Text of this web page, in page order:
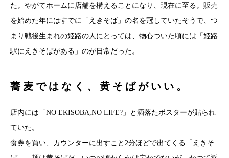
た。やがてホームに店舗を構えることになり、現在に至る。販売
を始めた年にはすでに「えきそば」の名を冠していたそうで、つ
まり戦後生まれの姫路の人にとっては、物心ついた頃には「姫路
駅にえきそばがある」のが日常だった。
蕎麦ではなく、黄そばがいい。
店内には「NO EKISOBA,NO LIFE?」と洒落たポスターが貼られ
ていた。
食券を買い、カウンターに出すこと2分ほどで出てくる「えきそ